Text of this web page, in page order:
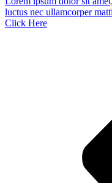
luctus nec ullamcorper
Click Here